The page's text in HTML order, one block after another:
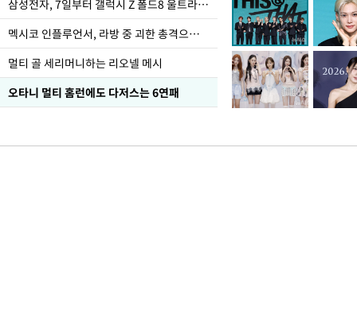
삼성전자, 7일부터 갤럭시 Z 폴드8 울트라·폴드8·플립8 출시
멕시코 인플루언서, 라방 중 괴한 총격으로 사망
멀티 골 세리머니하는 리오넬 메시
오타니 멀티 홈런에도 다저스는 6연패